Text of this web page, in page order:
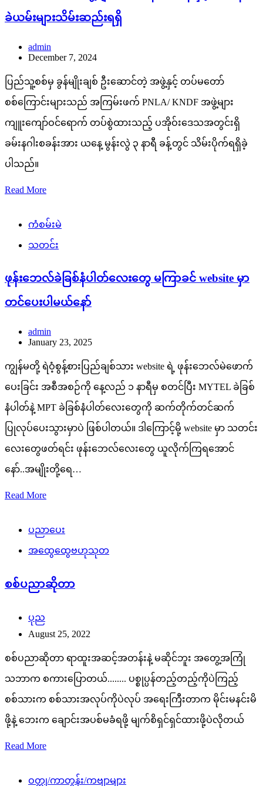
ခဲယမ်းများသိမ်းဆည်းရရှိ
admin
December 7, 2024
ပြည်သူ့စစ်မှ ခွန်မျိုးချစ် ဦးဆောင်တဲ့ အဖွဲ့နှင့် တပ်မတော်
စစ်ကြောင်းများသည် အကြမ်းဖက် PNLA/ KNDF အဖွဲ့များ
ကျူးကျော်ဝင်ရောက် တပ်စွဲထားသည့် ပအိုဝ်းဒေသအတွင်းရှိ
ခမ်းနဂါးစခန်းအား ယနေ့ မွန်းလွဲ ၃ နာရီ ခန့်တွင် သိမ်းပိုက်ရရှိခဲ့
ပါသည်။
Read More
ကံစမ်းမဲ
သတင်း
ဖုန်းဘေလ်ခဲခြစ်နံပါတ်လေးတွေ မကြာခင် website မှာ
တင်ပေးပါမယ်နော်
admin
January 23, 2025
ကျွန်မတို့ ရဲဝံ့စွန့်စားပြည်ချစ်သား website ရဲ့ ဖုန်းဘေလ်မဲဖောက်
ပေးခြင်း အစီအစဉ်ကို နေ့လည် ၁ နာရီမှ စတင်ပြီး MYTEL ခဲခြစ်
နံပါတ်နဲ့ MPT ခဲခြစ်နံပါတ်လေးတွေကို ဆက်တိုက်တင်ဆက်
ပြုလုပ်ပေးသွားမှာပဲ ဖြစ်ပါတယ်။ ဒါကြောင့်မို့ website မှာ သတင်း
လေးတွေဖတ်ရင်း ဖုန်းဘေလ်လေးတွေ ယူလိုက်ကြရအောင်
နော်..အမျိုးတို့ရေ…
Read More
ပညာပေး
အထွေထွေဗဟုသုတ
စစ်ပညာဆိုတာ
ပုည
August 25, 2022
စစ်ပညာဆိုတာ ရာထူးအဆင့်အတန်းနဲ့ မဆိုင်ဘူး အတွေ့အကြုံ
သဘာက စကားပြောတယ်........ ပစ္စုပ္ပန်တည့်တည့်ကိုပဲကြည့်
စစ်သားက စစ်သားအလုပ်ကိုပဲလုပ် အရေးကြီးတာက မိုင်းမနင်းမိ
ဖို့နဲ့ ဘေးက ချောင်းအပစ်မခံရဖို့ မျက်စိရှင်ရှင်ထားဖို့ပဲလိုတယ်
Read More
ဝတ္ထု/ကာတွန်း/ကဗျာများ